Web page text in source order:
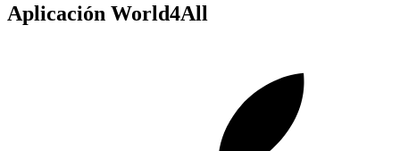
Aplicación World4All